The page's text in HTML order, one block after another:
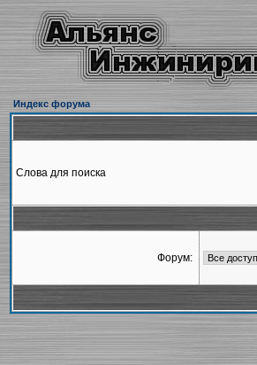
Индекс форума
Слова для поиска
Форум: